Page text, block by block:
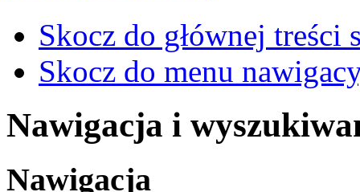
Skocz do głównej treści
Skocz do menu
Nawigacja i
Nawigacja